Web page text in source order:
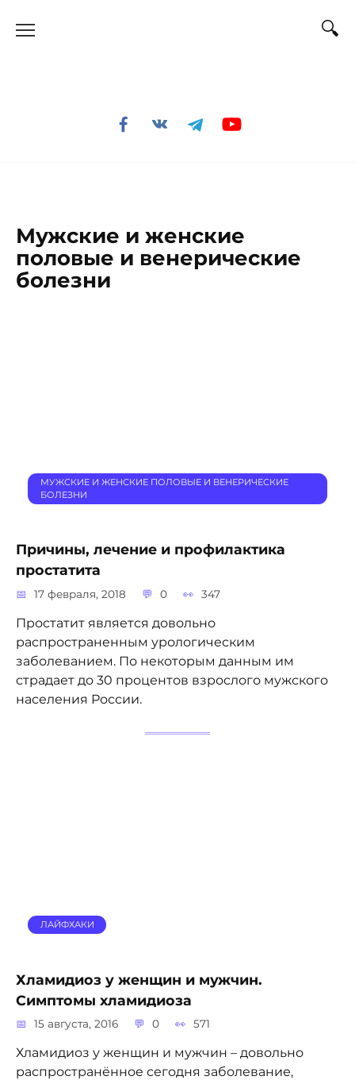
Мужские и женские
половые и венерические
болезни
МУЖСКИЕ И ЖЕНСКИЕ ПОЛОВЫЕ И ВЕНЕРИЧЕСКИЕ
БОЛЕЗНИ
Причины, лечение и профилактика
простатита
17 февраля, 2018 0 347
Простатит является довольно
распространенным урологическим
заболеванием. По некоторым данным им
страдает до 30 процентов взрослого мужского
населения России.
ЛАЙФХАКИ
Хламидиоз у женщин и мужчин.
Симптомы хламидиоза
15 августа, 2016 0 571
Хламидиоз у женщин и мужчин – довольно
распространённое сегодня заболевание,